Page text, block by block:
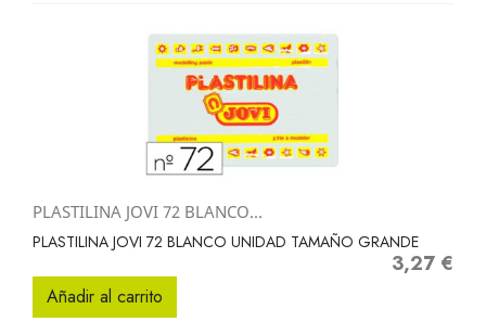
PLASTILINA JOVI 72 BLANCO...
PLASTILINA JOVI 72 BLANCO UNIDAD TAMAÑO GRANDE
Precio
3,27 €
Añadir al carrito